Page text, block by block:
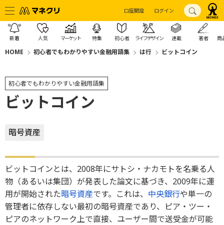
口座開設 ログイン
新着 人気 マーケット 特集 初心者 ライフデザイン 連載 著者 商
HOME 初心者でもわかりやすい金融用語集 は行 ビットコイン
初心者でもわかりやすい金融用語集
ビットコイン
暗号資産
ビットコインとは、2008年にサトシ・ナカモトを名乗る人
物（あるいは集団）が発表した論文に基づき、2009年に運
用が開始された暗号資産です。これは、 中央銀行や単一の
管理者に依存しない最初の暗号資産であり、ピア・ツー・
ピアのネットワーク上で直接、ユーザー間で送受金が可能